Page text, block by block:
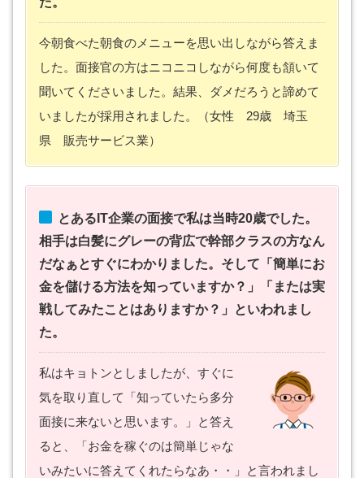
今朝食べた朝食のメニューを思い出しながら答えま
した。面接官の方はニコニコしながら何度も頷いて
聞いてくださいました。結果、ダメだろうと諦めて
いましたが採用されました。（女性 29歳 埼玉
県 販売サービス業）
とあるIT企業の面接で私は当時20歳でした。
相手は白髪にグレーの背広で幹部クラスの方なん
だなぁとすぐにわかりました。そして「簡単にお
金を儲ける方法を知っていますか？」「または実
戦してみたことはありますか？」といわれまし
た。
私はキョトンとしましたが、すぐに
気を取り直して「知っていたら多分
面接に来ないと思います。」と答え
ると、「お金を稼ぐのは簡単じゃな
いみたいに答えてくれたらなあ・・」と言われまし